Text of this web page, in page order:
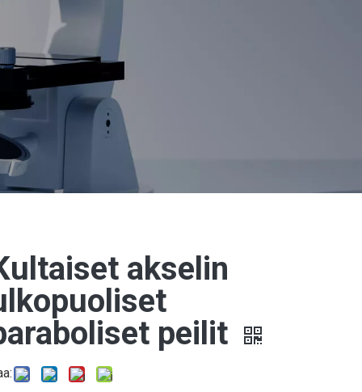
akselin
peilit